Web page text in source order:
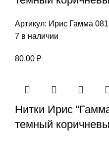
Артикул: Ирис Гамма
7 в наличии
80,00 ₽
Нитки Ирис
темный